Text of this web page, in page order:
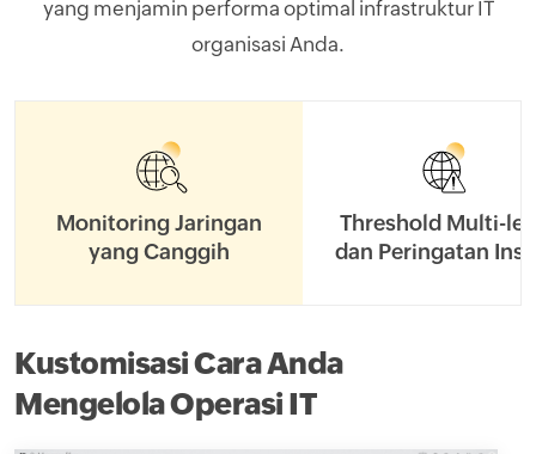
yang menjamin performa optimal infrastruktur IT
organisasi Anda.
Monitoring Jaringan
yang Canggih
Threshold Multi-
dan Peringatan
Kustomisasi Cara Anda
Mengelola Operasi IT